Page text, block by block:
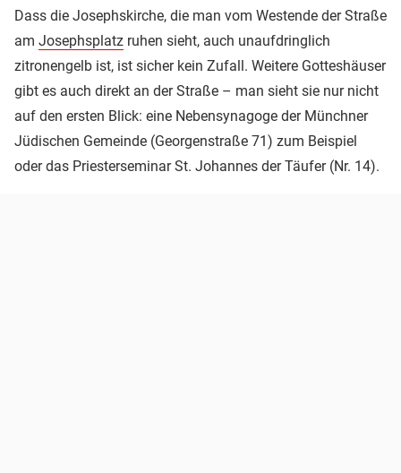
Dass die Josephskirche, die man vom Westende der Straße
am Josephsplatz ruhen sieht, auch unaufdringlich
zitronengelb ist, ist sicher kein Zufall. Weitere Gotteshäuser
gibt es auch direkt an der Straße – man sieht sie nur nicht
auf den ersten Blick: eine Nebensynagoge der Münchner
Jüdischen Gemeinde (Georgenstraße 71) zum Beispiel
oder das Priesterseminar St. Johannes der Täufer (Nr. 14).